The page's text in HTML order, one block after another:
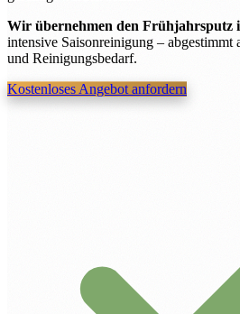
Wir übernehmen den Frühjahrsputz
intensive Saisonreinigung –
und Reinigungsbedarf.
Kostenloses Angebot anfordern